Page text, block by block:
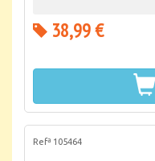
38,99 €
Refª 105464